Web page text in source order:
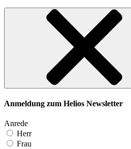
Anmeldung zum Helios Newsletter
Anrede
Herr
Frau